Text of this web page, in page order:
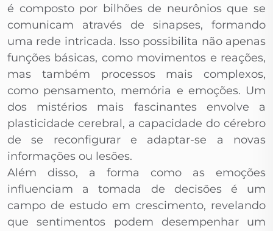
é composto por bilhões de neurônios que se
comunicam através de sinapses, formando
uma rede intricada. Isso possibilita não apenas
funções básicas, como movimentos e reações,
mas também processos mais complexos,
como pensamento, memória e emoções. Um
dos mistérios mais fascinantes envolve a
plasticidade cerebral, a capacidade do cérebro
de se reconfigurar e adaptar-se a novas
informações ou lesões.
Além disso, a forma como as emoções
influenciam a tomada de decisões é um
campo de estudo em crescimento, revelando
que sentimentos podem desempenhar um